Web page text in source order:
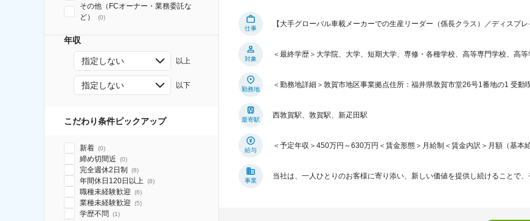
その他（FCオーナー・業務委託な
ど）
(0)
年収
指定しない 以上
指定しない 以下
こだわり条件ピックアップ
新着 (0)
締め切間近 (0)
完全週休2日制 (8)
年間休日120日以上 (8)
職種未経験歓迎 (6)
業種未経験歓迎 (5)
学歴不問 (1)
仕事
【大手グローバル車載メーカーでの生産リーダー（係長クラス）／ディスプ
対象
＜最終学歴＞大学院、大学、短期大学、専修・各種学校、高等専門学校、高等
勤務地
＜勤務地詳細＞敦賀市地区事業拠点住所：福井県敦賀市堂26号1番地の1 受動
最寄駅
西敦賀駅、敦賀駅、新疋田駅
給与
＜予定年収＞450万円～630万円＜賃金形態＞月給制＜賃金内訳＞月額（基本
事業
当社は、一人ひとりのお客様に寄り添い、新しい価値を提供し続けることで